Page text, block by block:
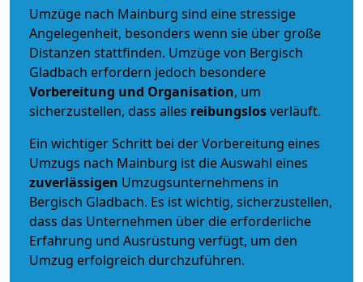
Umzüge nach Mainburg sind eine stressige
Angelegenheit, besonders wenn sie über große
Distanzen stattfinden. Umzüge von Bergisch
Gladbach erfordern jedoch besondere
Vorbereitung und Organisation, um
sicherzustellen, dass alles reibungslosverläuft.
Ein wichtiger Schritt bei der Vorbereitung eines
Umzugs nach Mainburg ist die Auswahl eines
zuverlässigen Umzugsunternehmens in
Bergisch Gladbach. Es ist wichtig, sicherzustellen,
dass das Unternehmen über die erforderliche
Erfahrung und Ausrüstung verfügt, um den
Umzug erfolgreich durchzuführen.